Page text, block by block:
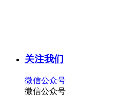
关注我们
微信公众号
微信公众号